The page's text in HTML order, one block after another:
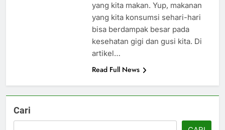
yang kita makan. Yup, makanan
yang kita konsumsi sehari-hari
bisa berdampak besar pada
kesehatan gigi dan gusi kita. Di
artikel…
Read Full News
Cari